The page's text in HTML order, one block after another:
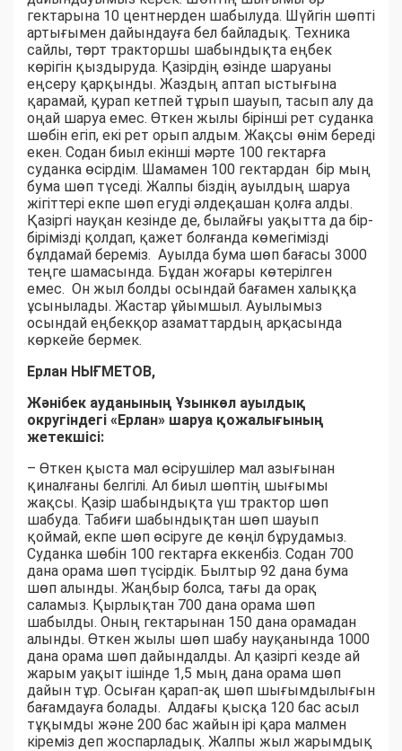
гектарына 10 центнерден шабылуда. Шүйгін шөпті
артығымен дайындауға бел байладық. Техника
сайлы, төрт тракторшы шабындықта еңбек
көрігін қыздыруда. Қазірдің өзінде шаруаны
еңсеру қарқынды. Жаздың аптап ыстығына
қарамай, қурап кетпей тұрып шауып, тасып алу да
оңай шаруа емес. Өткен жылы бірінші рет суданка
шөбін егіп, екі рет орып алдым. Жақсы өнім береді
екен. Содан биыл екінші мәрте 100 гектарға
суданка өсірдім. Шамамен 100 гектардан бір мың
бума шөп түседі. Жалпы біздің ауылдың шаруа
жігіттері екпе шөп егуді әлдеқашан қолға алды.
Қазіргі науқан кезінде де, былайғы уақытта да бір-
бірімізді қолдап, қажет болғанда көмегімізді
бұлдамай береміз. Ауылда бума шөп бағасы 3000
теңге шамасында. Бұдан жоғары көтерілген
емес. Он жыл болды осындай бағамен халыққа
ұсынылады. Жастар ұйымшыл. Ауылымыз
осындай еңбекқор азаматтардың арқасында
көркейе бермек.
Ерлан НЫҒМЕТОВ,
Жәнібек ауданының Ұзынкөл ауылдық
округіндегі «Ерлан» шаруа қожалығының
жетекшісі:
– Өткен қыста мал өсірушілер мал азығынан
қиналғаны белгілі. Ал биыл шөптің шығымы
жақсы. Қазір шабындықта үш трактор шөп
шабуда. Табиғи шабындықтан шөп шауып
қоймай, екпе шөп өсіруге де көңіл бұрудамыз.
Суданка шөбін 100 гектарға еккенбіз. Содан 700
дана орама шөп түсірдік. Былтыр 92 дана бума
шөп алынды. Жаңбыр болса, тағы да орақ
саламыз. Қырлықтан 700 дана орама шөп
шабылды. Оның гектарынан 150 дана орамадан
алынды. Өткен жылы шөп шабу науқанында 1000
дана орама шөп дайындалды. Ал қазіргі кезде ай
жарым уақыт ішінде 1,5 мың дана орама шөп
дайын тұр. Осыған қарап-ақ шөп шығымдылығын
бағамдауға болады. Алдағы қысқа 120 бас асыл
тұқымды және 200 бас жайын ірі қара малмен
кіреміз деп жоспарладық. Жалпы жыл жарымдық